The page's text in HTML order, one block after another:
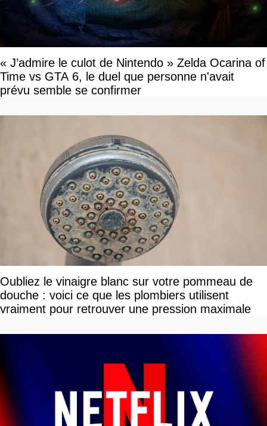
« J’admire le culot de Nintendo » Zelda Ocarina of
Time vs GTA 6, le duel que personne n'avait
prévu semble se confirmer
Oubliez le vinaigre blanc sur votre pommeau de
douche : voici ce que les plombiers utilisent
vraiment pour retrouver une pression maximale